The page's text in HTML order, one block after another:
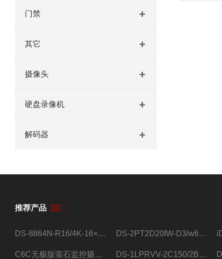
门禁
其它
摄像头
硬盘录像机
解码器
推荐产品
DS-8864N-R16/4K-16×4T/希捷16盘位录像机 DS-2PT2D20IW-D3/w64路高清硬盘录像机
C6C无极版萤石监控摄像头 DS-1LPRVV-2C150/2B监控室外夜视高清电源线护套线200米/卷